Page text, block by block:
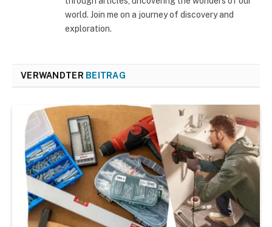
world. Join me on a journey of discovery and
exploration.
VERWANDTER BEITRAG